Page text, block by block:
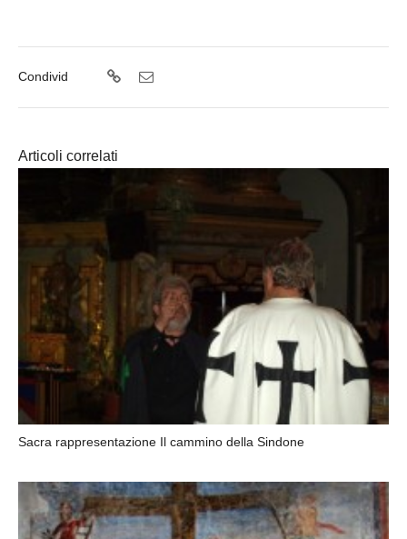
Condivid
Articoli correlati
Sacra rappresentazione Il cammino della Sindone